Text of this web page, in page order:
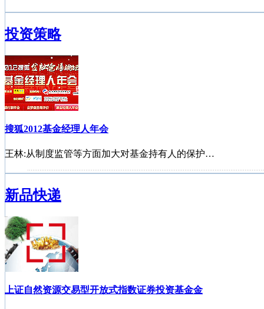
投资策略
搜狐2012基金经理人年会
王林:从制度监管等方面加大对基金持有人的保护…
公募基金进入对冲时代
基金公司点评2012年1月宏观经济数据
新品快递
上证自然资源交易型开放式指数证券投资基金金